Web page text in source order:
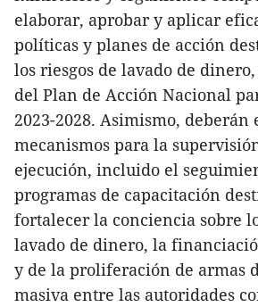
elaborar, aprobar y aplicar
políticas y planes de acción
los riesgos de lavado de
del Plan de Acción Nacional
2023-2028. Asimismo, deberán
mecanismos para la
ejecución, incluido el
programas de capacitación
fortalecer la conciencia sobre
lavado de dinero, la
y de la proliferación de armas
masiva entre las autoridades